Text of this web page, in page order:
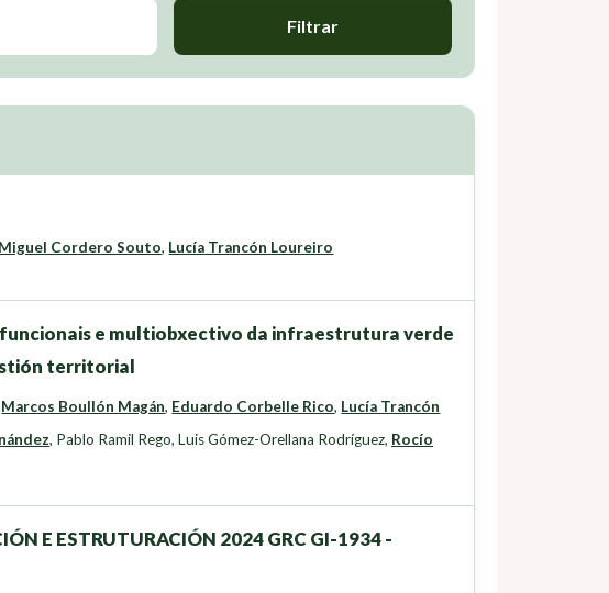
Filtrar
Miguel Cordero Souto, Lucía Trancón Loureiro
e multiobxectivo da infraestrutura verde
territorial
Marcos Boullón Magán, Eduardo Corbelle Rico, Lucía Trancón
, Pablo Ramil Rego, Luis Gómez-Orellana Rodríguez, Rocío
E ESTRUTURACIÓN 2024 GRC GI-1934 -